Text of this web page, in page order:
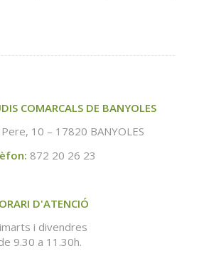
COMARCALS DE BANYOLES
10 – 17820 BANYOLES
872 20 26 23
D'ATENCIÓ
i divendres
9.30 a 11.30h.